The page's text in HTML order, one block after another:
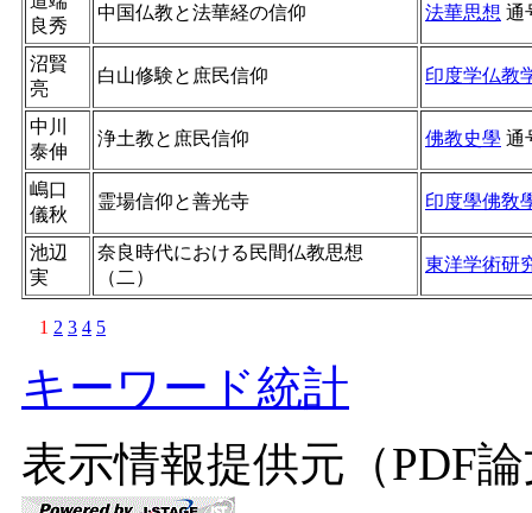
良秀
中国仏教と法華経の信仰 法華思想 通
沼賢
亮
白山修験と庶民信仰 印度学仏教
中川
泰伸
浄土教と庶民信仰 佛教史學 通
嶋口
儀秋
霊場信仰と善光寺 印度學佛敎
池辺
実
奈良時代における民間仏教思想
（二）
東洋学術研
1 2 3 4 5
キーワード統計
表示情報提供元（PDF